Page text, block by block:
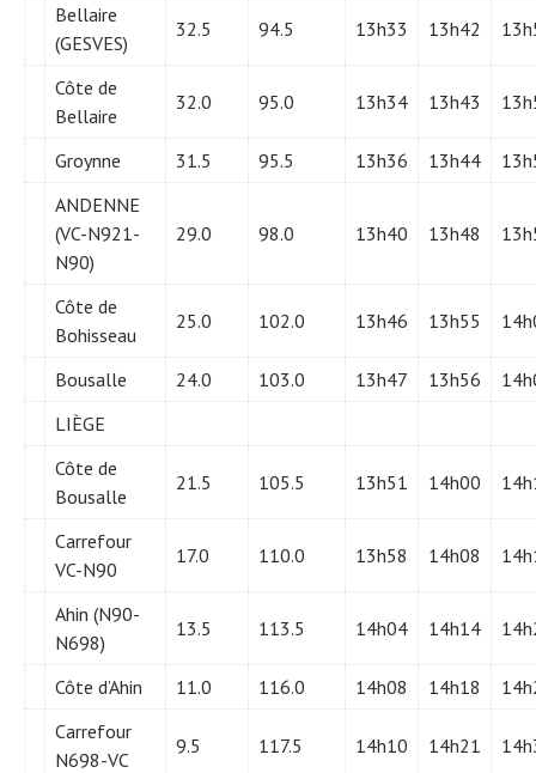
Bellaire
(GESVES)
32.5 94.5 13h33 13h42
Côte de
Bellaire
32.0 95.0 13h34 13h43
Groynne 31.5 95.5 13h36 13h44
ANDENNE
(VC-N921-
N90)
29.0 98.0 13h40 13h48
Côte de
Bohisseau
25.0 102.0 13h46 13h55
Bousalle 24.0 103.0 13h47 13h56
LIÈGE
Côte de
Bousalle
21.5 105.5 13h51 14h00
Carrefour
VC-N90
17.0 110.0 13h58 14h08
Ahin (N90-
N698)
13.5 113.5 14h04 14h14
Côte d’Ahin 11.0 116.0 14h08 14h18
Carrefour
N698-VC
9.5 117.5 14h10 14h21